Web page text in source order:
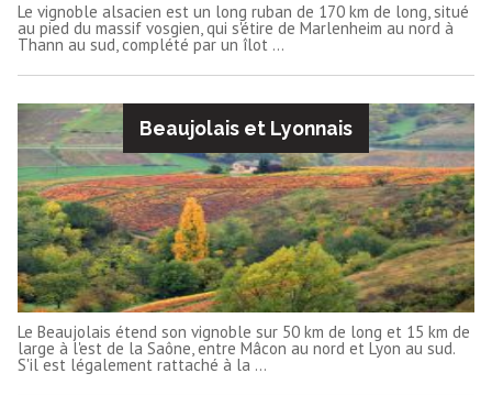
Le vignoble alsacien est un long ruban de 170 km de long, situé
au pied du massif vosgien, qui s'étire de Marlenheim au nord à
Thann au sud, complété par un îlot ...
Beaujolais et Lyonnais
Le Beaujolais étend son vignoble sur 50 km de long et 15 km de
large à l'est de la Saône, entre Mâcon au nord et Lyon au sud.
S'il est légalement rattaché à la ...